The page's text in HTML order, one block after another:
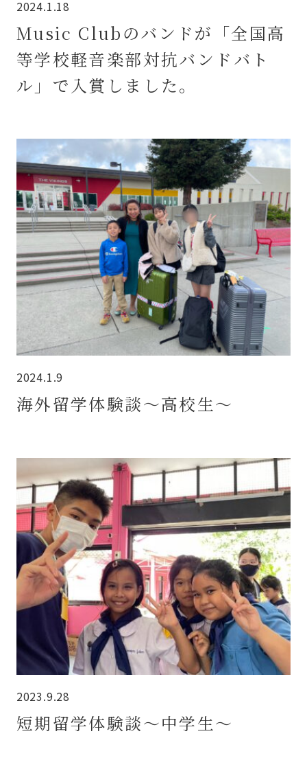
2024.1.18
Music Clubのバンドが「全国高
等学校軽音楽部対抗バンドバト
ル」で入賞しました。
2024.1.9
海外留学体験談～高校生～
2023.9.28
短期留学体験談～中学生～